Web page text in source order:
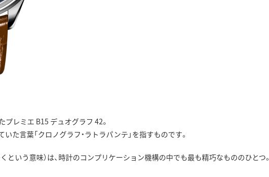
レミエ B15 デュオグラフ 42。
た言葉「クロノグラフ・ラトラパンテ」を指すものです。
という意味）は、時計のコンプリケーション機構の中でも最も精巧なもののひとつ。